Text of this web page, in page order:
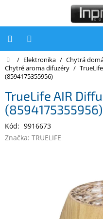
Počítače
Počítače
Notebooky
Tiskárny
Domů
/ Elektronika / Chytrá
Chytré aroma difuzéry /
(8594175355956)
TrueLife AIR
(8594175355956)
Kód: 9916673
Značka: TRUELIFE